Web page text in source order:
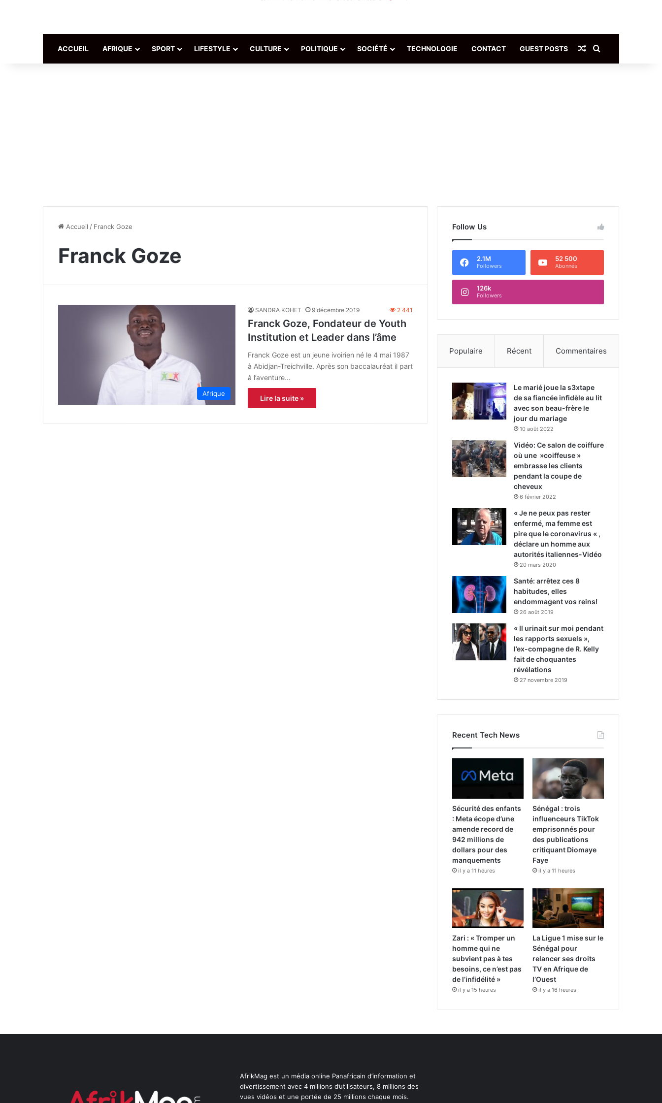
ACCUEIL AFRIQUE SPORT LIFESTYLE CULTURE POLITIQUE SOCIÉTÉ TECHNOLOGIE CONTACT GUEST POSTS Article Aléatoire
Accueil / Franck Goze
Franck Goze
Afrique
SANDRA KOHET 9 décembre 2019 2 441
Franck Goze, Fondateur de Youth
Institution et Leader dans l’âme
Franck Goze est un jeune ivoirien né le 4 mai 1987
à Abidjan-Treichville. Après son baccalauréat il part
à l’aventure…
Lire la suite »
Follow Us
2.1M
Followers
52 500
Abonnés
126k
Followers
Populaire Récent Commentaires
Le marié joue la s3xtape
de sa fiancée infidèle au lit
avec son beau-frère le
jour du mariage
10 août 2022
Vidéo: Ce salon de coiffure
où une »coiffeuse »
embrasse les clients
pendant la coupe de
cheveux
6 février 2022
« Je ne peux pas rester
enfermé, ma femme est
pire que le coronavirus « ,
déclare un homme aux
autorités italiennes-Vidéo
20 mars 2020
Santé: arrêtez ces 8
habitudes, elles
endommagent vos reins!
26 août 2019
« Il urinait sur moi pendant
les rapports sexuels »,
l’ex-compagne de R. Kelly
fait de choquantes
révélations
27 novembre 2019
Recent Tech News
Sécurité des enfants
: Meta écope d’une
amende record de
942 millions de
dollars pour des
manquements
il y a 11 heures
Sénégal : trois
influenceurs TikTok
emprisonnés pour
des publications
critiquant Diomaye
Faye
il y a 11 heures
Zari : « Tromper un
homme qui ne
subvient pas à tes
besoins, ce n’est pas
de l’infidélité »
il y a 15 heures
La Ligue 1 mise sur le
Sénégal pour
relancer ses droits
TV en Afrique de
l’Ouest
il y a 16 heures
AfrikMag est un média online Panafricain d’information et
divertissement avec 4 millions d’utilisateurs, 8 millions des
vues vidéos et une portée de 25 millions chaque mois.